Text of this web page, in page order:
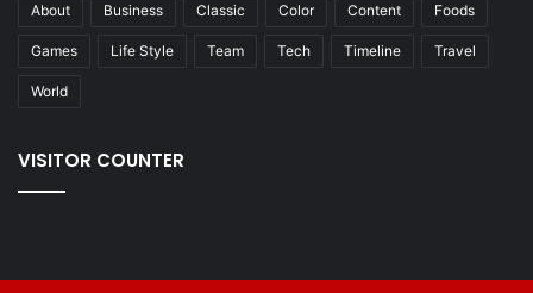
About Business Classic Color Content Foods
Games Life Style Team Tech Timeline Travel
World
VISITOR COUNTER